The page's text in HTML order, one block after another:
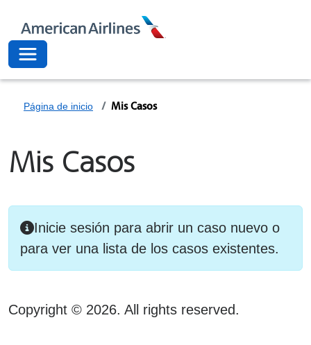
Toggle navigation
Página de inicio Mis Casos
Mis Casos
Inicie sesión para abrir un caso nuevo o
para ver una lista de los casos existentes.
Copyright © 2026. All rights reserved.